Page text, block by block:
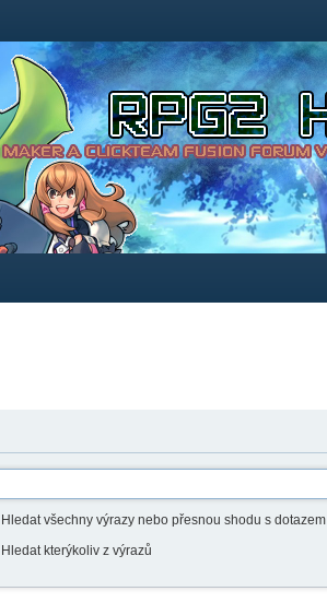
Hledat všechny výrazy nebo přesnou shodu s dotazem
Hledat kterýkoliv z výrazů